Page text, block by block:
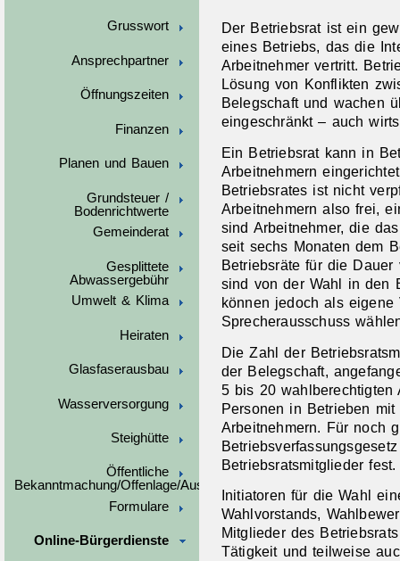
Grusswort
Ansprechpartner
Öffnungszeiten
Finanzen
Planen und Bauen
Grundsteuer /
Bodenrichtwerte
Gemeinderat
Gesplittete
Abwassergebühr
Umwelt & Klima
Heiraten
Glasfaserausbau
Wasserversorgung
Steighütte
Öffentliche
Bekanntmachung/Offenlage/Ausschreibungen
Formulare
Online-Bürgerdienste
Der Betriebsrat ist ein
eines Betriebs, das die
Arbeitnehmer vertritt.
Lösung von Konflikten
Belegschaft und wachen
eingeschränkt – auch
Ein Betriebsrat kann in
Arbeitnehmern
Betriebsrates ist nicht
Arbeitnehmern also frei,
sind Arbeitnehmer, die
seit sechs Monaten dem
Betriebsräte für die
sind von der Wahl in den
können jedoch als eigene
Sprecherausschuss
Die Zahl der
der Belegschaft,
5 bis 20
Personen in Betrieben
Arbeitnehmern. Für noch
Betriebsratsmitglieder fest.
Initiatoren für die Wahl
Wahlvorstands,
Mitglieder des
Tätigkeit und teilweise